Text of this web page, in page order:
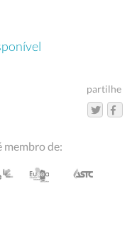
partilhe
membro de: